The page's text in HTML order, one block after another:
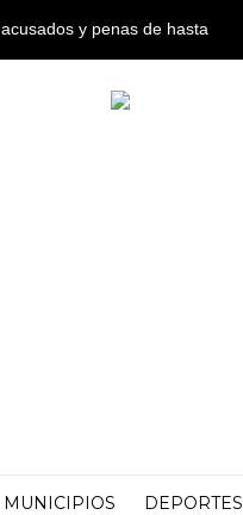
y penas de hasta
MUNICIPIOS DEPORTES